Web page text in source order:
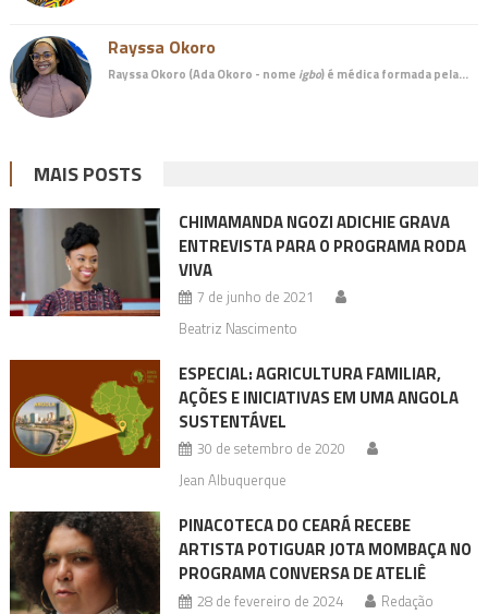
Rayssa Okoro
Rayssa Okoro (Ada Okoro - nome igbo) é médicaformada pela…
MAIS POSTS
CHIMAMANDA NGOZI ADICHIE GRAVA
ENTREVISTA PARA O PROGRAMA RODA
VIVA
7 de junho de 2021
Beatriz Nascimento
ESPECIAL: AGRICULTURA FAMILIAR,
AÇÕES E INICIATIVAS EM UMA ANGOLA
SUSTENTÁVEL
30 de setembro de 2020
Jean Albuquerque
PINACOTECA DO CEARÁ RECEBE
ARTISTA POTIGUAR JOTA MOMBAÇA NO
PROGRAMA CONVERSA DE ATELIÊ
28 de fevereiro de 2024 Redação